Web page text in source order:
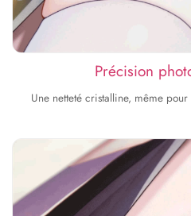
Précision
Une netteté cristalline, même